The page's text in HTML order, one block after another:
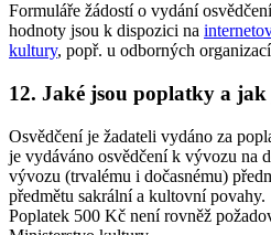
Formuláře žádostí o vydání
hodnoty jsou k dispozici na
kultury, popř. u odborných
12. Jaké jsou poplatky a
Osvědčení je žadateli vydáno za
je vydáváno osvědčení k vývozu na
vývozu (trvalému i dočasnému)
předmětu sakrální a kultovní povahy.
Poplatek 500 Kč není rovněž